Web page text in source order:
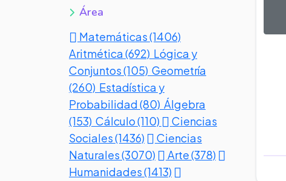
Área
Matemáticas (1406)
Aritmética (692) Lógica y
Conjuntos (105) Geometría
(260) Estadística y
Probabilidad (80) Álgebra
(153) Cálculo (110)
Ciencias
Sociales (1436)
Ciencias
Naturales (3070)
Arte (378)
Humanidades (1413)